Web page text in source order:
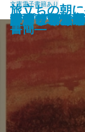
コンスタン
池波正太郎
河童が覗い
春燈
秀吉と武吉
李香蘭 私の
秘伝の声〔
秘伝の声〔
姥うかれ
ありふれた
文庫電子書籍あり
夕あり朝あり
ランゲルハ
方舟さくら丸
旅立ちの朝
書簡―
本所しぐれ
かくれさと
フィツジェ
カンヴァス
リプレイ
酔いどれ次